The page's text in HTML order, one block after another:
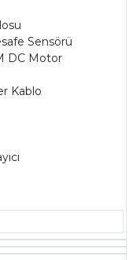
Sensörü
DC Motor
Kablo